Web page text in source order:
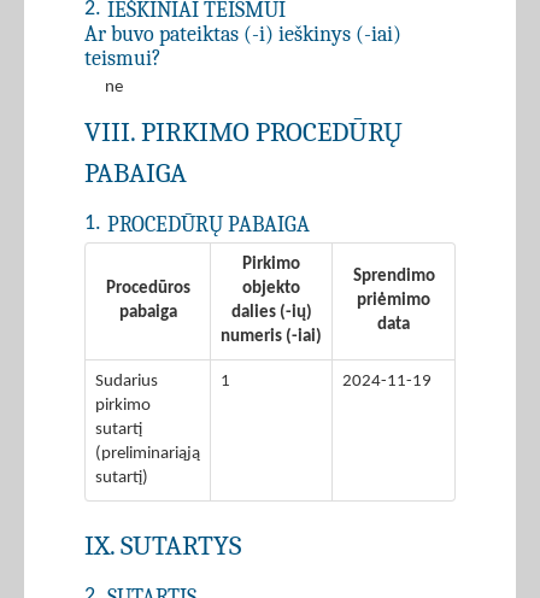
2. IEŠKINIAI TEISMUI
Ar buvo pateiktas (-i) ieškinys (-iai)
teismui?
ne
VIII. PIRKIMO PROCEDŪRŲ
PABAIGA
1. PROCEDŪRŲ PABAIGA
Procedūros
pabaiga
Pirkimo
objekto
dalies (-ių)
numeris (-iai)
Sprendimo
priėmimo
data
Sudarius
pirkimo
sutartį
(preliminariąją
sutartį)
1 2024-11-19
IX. SUTARTYS